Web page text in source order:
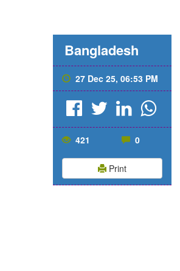
Bangladesh
27 Dec 25, 06:53 PM
421 0
Print